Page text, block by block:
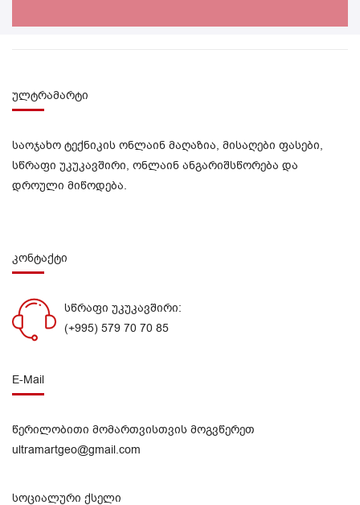
ულტრამარტი
საოჯახო ტექნიკის ონლაინ მაღაზია, მისაღები ფასები,
სწრაფი უკუკავშირი, ონლაინ ანგარიშსწორება და
დროული მიწოდება.
კონტაქტი
სწრაფი უკუკავშირი:
(+995) 579 70 70 85
E-Mail
წერილობითი მომართვისთვის მოგვწერეთ
ultramartgeo@gmail.com
სოციალური ქსელი